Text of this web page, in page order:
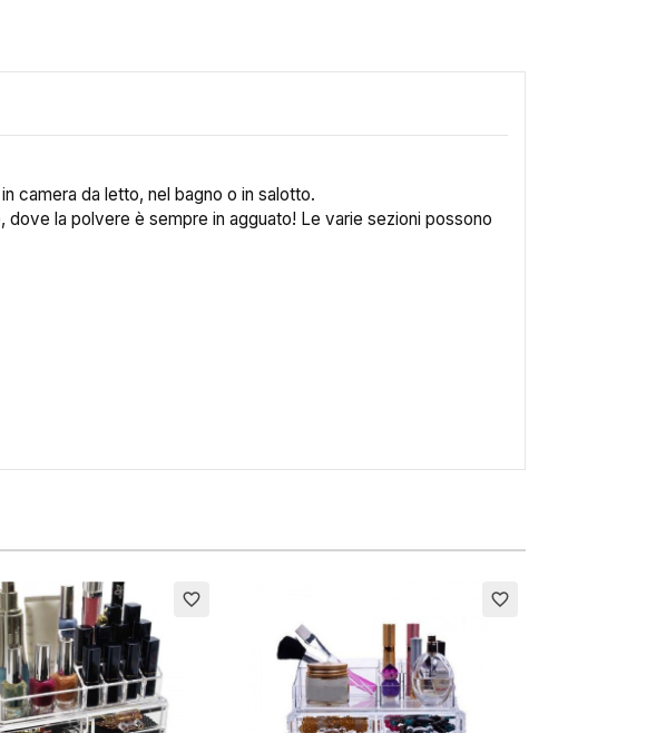
camera da letto, nel bagno o in salotto.
la polvere è sempre in agguato! Le varie sezioni possono
favorite_border favorite_border
lista dei desideri